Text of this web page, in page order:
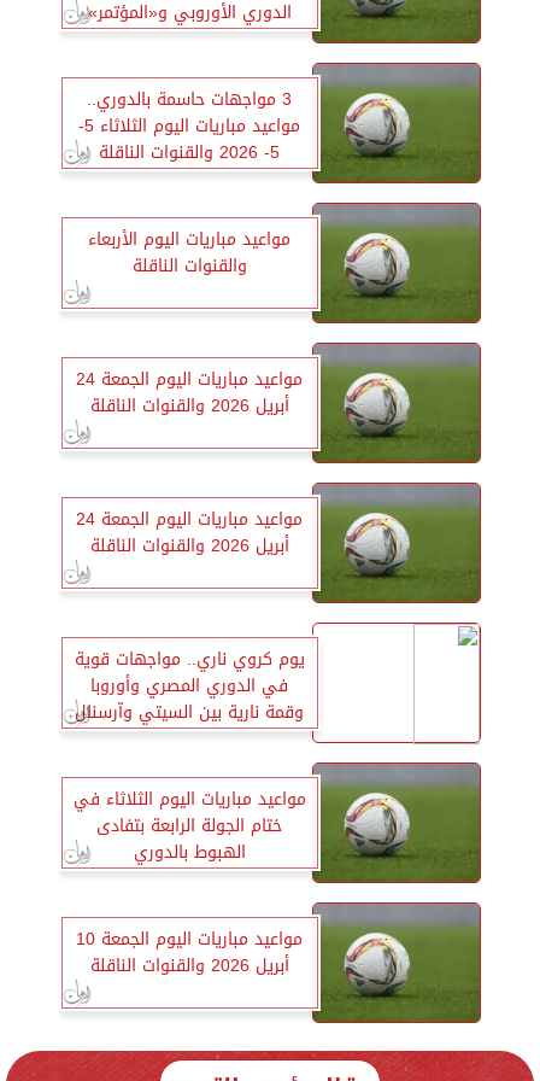
الدوري الأوروبي و«المؤتمر»
3 مواجهات حاسمة بالدوري..
مواعيد مباريات اليوم الثلاثاء 5-
5- 2026 والقنوات الناقلة
مواعيد مباريات اليوم الأربعاء
والقنوات الناقلة
مواعيد مباريات اليوم الجمعة 24
أبريل 2026 والقنوات الناقلة
مواعيد مباريات اليوم الجمعة 24
أبريل 2026 والقنوات الناقلة
يوم كروي ناري.. مواجهات قوية
في الدوري المصري وأوروبا
وقمة نارية بين السيتي وآرسنال
مواعيد مباريات اليوم الثلاثاء في
ختام الجولة الرابعة بتفادى
الهبوط بالدوري
مواعيد مباريات اليوم الجمعة 10
أبريل 2026 والقنوات الناقلة